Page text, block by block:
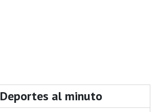
Deportes al minuto